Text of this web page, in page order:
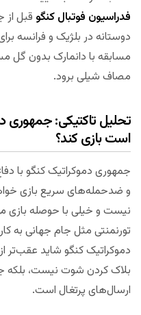
فدراسیون فوتبال کنگو قبل از
دوستانه در بلژیک و فرانسه
مسابقه با دانمارک بدون گل
مصاف شیلی برود.
تحلیل تاکتیکی: جمهوری
است بازی کند؟
جمهوری دموکراتیک کنگو با
و ضدحمله‌های سریع بازی
نیست و خیلی با حوصله بازی
تورنمنتی مثل جام جهانی به
دموکراتیک کنگو شاید عقب‌تر
بلاک کردن شوت‌ نیست، بلکه
ارسال‌های پرتغال است.